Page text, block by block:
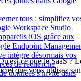
tous : simplifiez
Workspace Studio
iOS grâce aux
Endpoint
intègre désormais vos
de recherche
données s'invite dans